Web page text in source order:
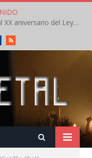
Crónica: Helloween pone el broche al XX aniversario del Leyendas del Rock – Sábado – Agosto 2026
RSS